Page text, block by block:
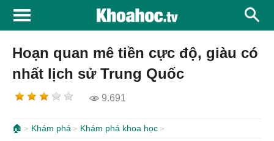
Hoạn quan mê tiền cực độ, giàu có
nhất lịch sử Trung Quốc
9.691
🏠 Khám phá Khám phá khoa học